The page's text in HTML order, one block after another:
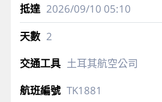
2026/09/10 05:10
2
土耳其航空公司
TK1881